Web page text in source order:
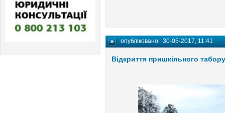
опубліковано:30-05-2017, 11:41
Відкриття пришкільного табору